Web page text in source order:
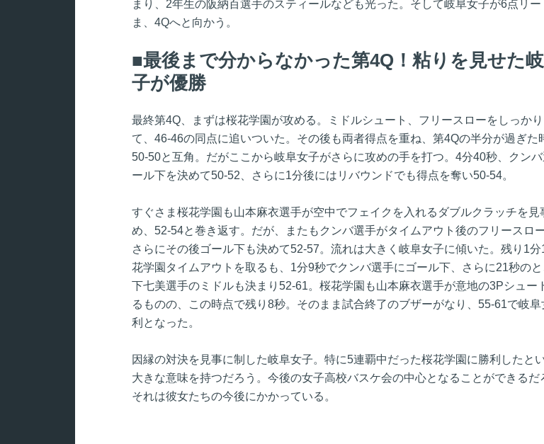
まり、2年生の阪納百選手のスティールなども光った。そして岐阜女子が6点リー
ま、4Qへと向かう。
最後まで分からなかった第4Q！粘りを見せた
子が優勝
最終第4Q、まずは桜花学園が攻める。ミドルシュート、フリースローをしっか
て、46-46の同点に追いついた。その後も両者得点を重ね、第4Qの半分が過ぎた
50-50と互角。だがここから岐阜女子がさらに攻めの手を打つ。4分40秒、クン
ール下を決めて50-52、さらに1分後にはリバウンドでも得点を奪い50-54。
すぐさま桜花学園も山本麻衣選手が空中でフェイクを入れるダブルクラッチを見
め、52-54と巻き返す。だが、またもクンバ選手がタイムアウト後のフリースロー
さらにその後ゴール下も決めて52-57。流れは大きく岐阜女子に傾いた。残り1
花学園タイムアウトを取るも、1分9秒でクンバ選手にゴール下、さらに21秒の
下七美選手のミドルも決まり52-61。桜花学園も山本麻衣選手が意地の3Pシュー
るものの、この時点で残り8秒。そのまま試合終了のブザーがなり、55-61で岐阜
利となった。
因縁の対決を見事に制した岐阜女子。特に5連覇中だった桜花学園に勝利したとい
大きな意味を持つだろう。今後の女子高校バスケ会の中心となることができるだ
それは彼女たちの今後にかかっている。